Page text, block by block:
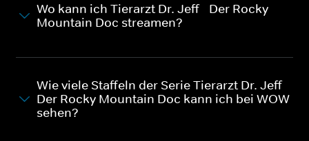
Wo kann ich Tierarzt Dr. Jeff - Der Rocky
Mountain Doc streamen?
Wie viele Staffeln der Serie Tierarzt Dr. Jeff -
Der Rocky Mountain Doc kann ich bei WOW
sehen?